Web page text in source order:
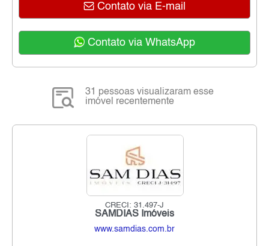
Contato via E-mail
Contato via WhatsApp
31 pessoas visualizaram esse
imóvel recentemente
CRECI: 31.497-J
SAMDIAS Imóveis
www.samdias.com.br